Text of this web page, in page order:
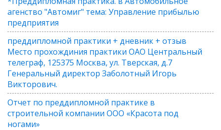
агенство "Автомиг" тема: Управление прибылью
предприятия
преддипломной практики + дневник + отзыв
Место прохождиния практики ОАО Центральный
телеграф, 125375 Москва, ул. Тверская, д.7
Генеральный директор Заболотный Игорь
Викторович.
Отчет по преддипломной практике в
строительной компании ООО «Красота под
ногами»